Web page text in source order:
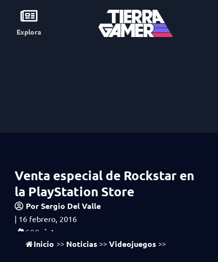
Explora
Venta especial de Rockstar en
la PlayStation Store
PorSergio Del Valle
| 16 febrero, 2016
600 vistas
Inicio >> Noticias >> Videojuegos >>